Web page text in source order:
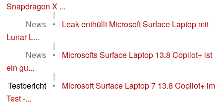
Snapdragon X ...
|
News
•
Leak enthüllt Microsoft Surface Laptop mit
Lunar L...
|
News
•
Microsofts Surface Laptop 13.8 Copilot+ ist
ein gu...
|
Testbericht
•
Microsoft Surface Laptop 7 13.8 Copilot+ im
Test -...